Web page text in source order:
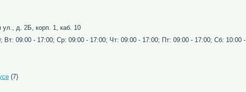
ул., д. 2Б, корп. 1, каб. 10
Вт: 09:00 - 17:00; Ср: 09:00 - 17:00; Чт: 09:00 - 17:00; Пт: 09:00 - 17:00; Сб: 10:00 -
(7)